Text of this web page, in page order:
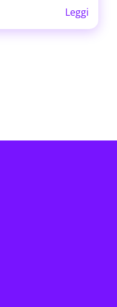
Leggi